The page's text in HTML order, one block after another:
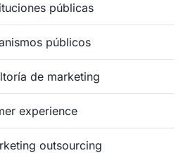
públicas
públicos
de marketing
experience
outsourcing